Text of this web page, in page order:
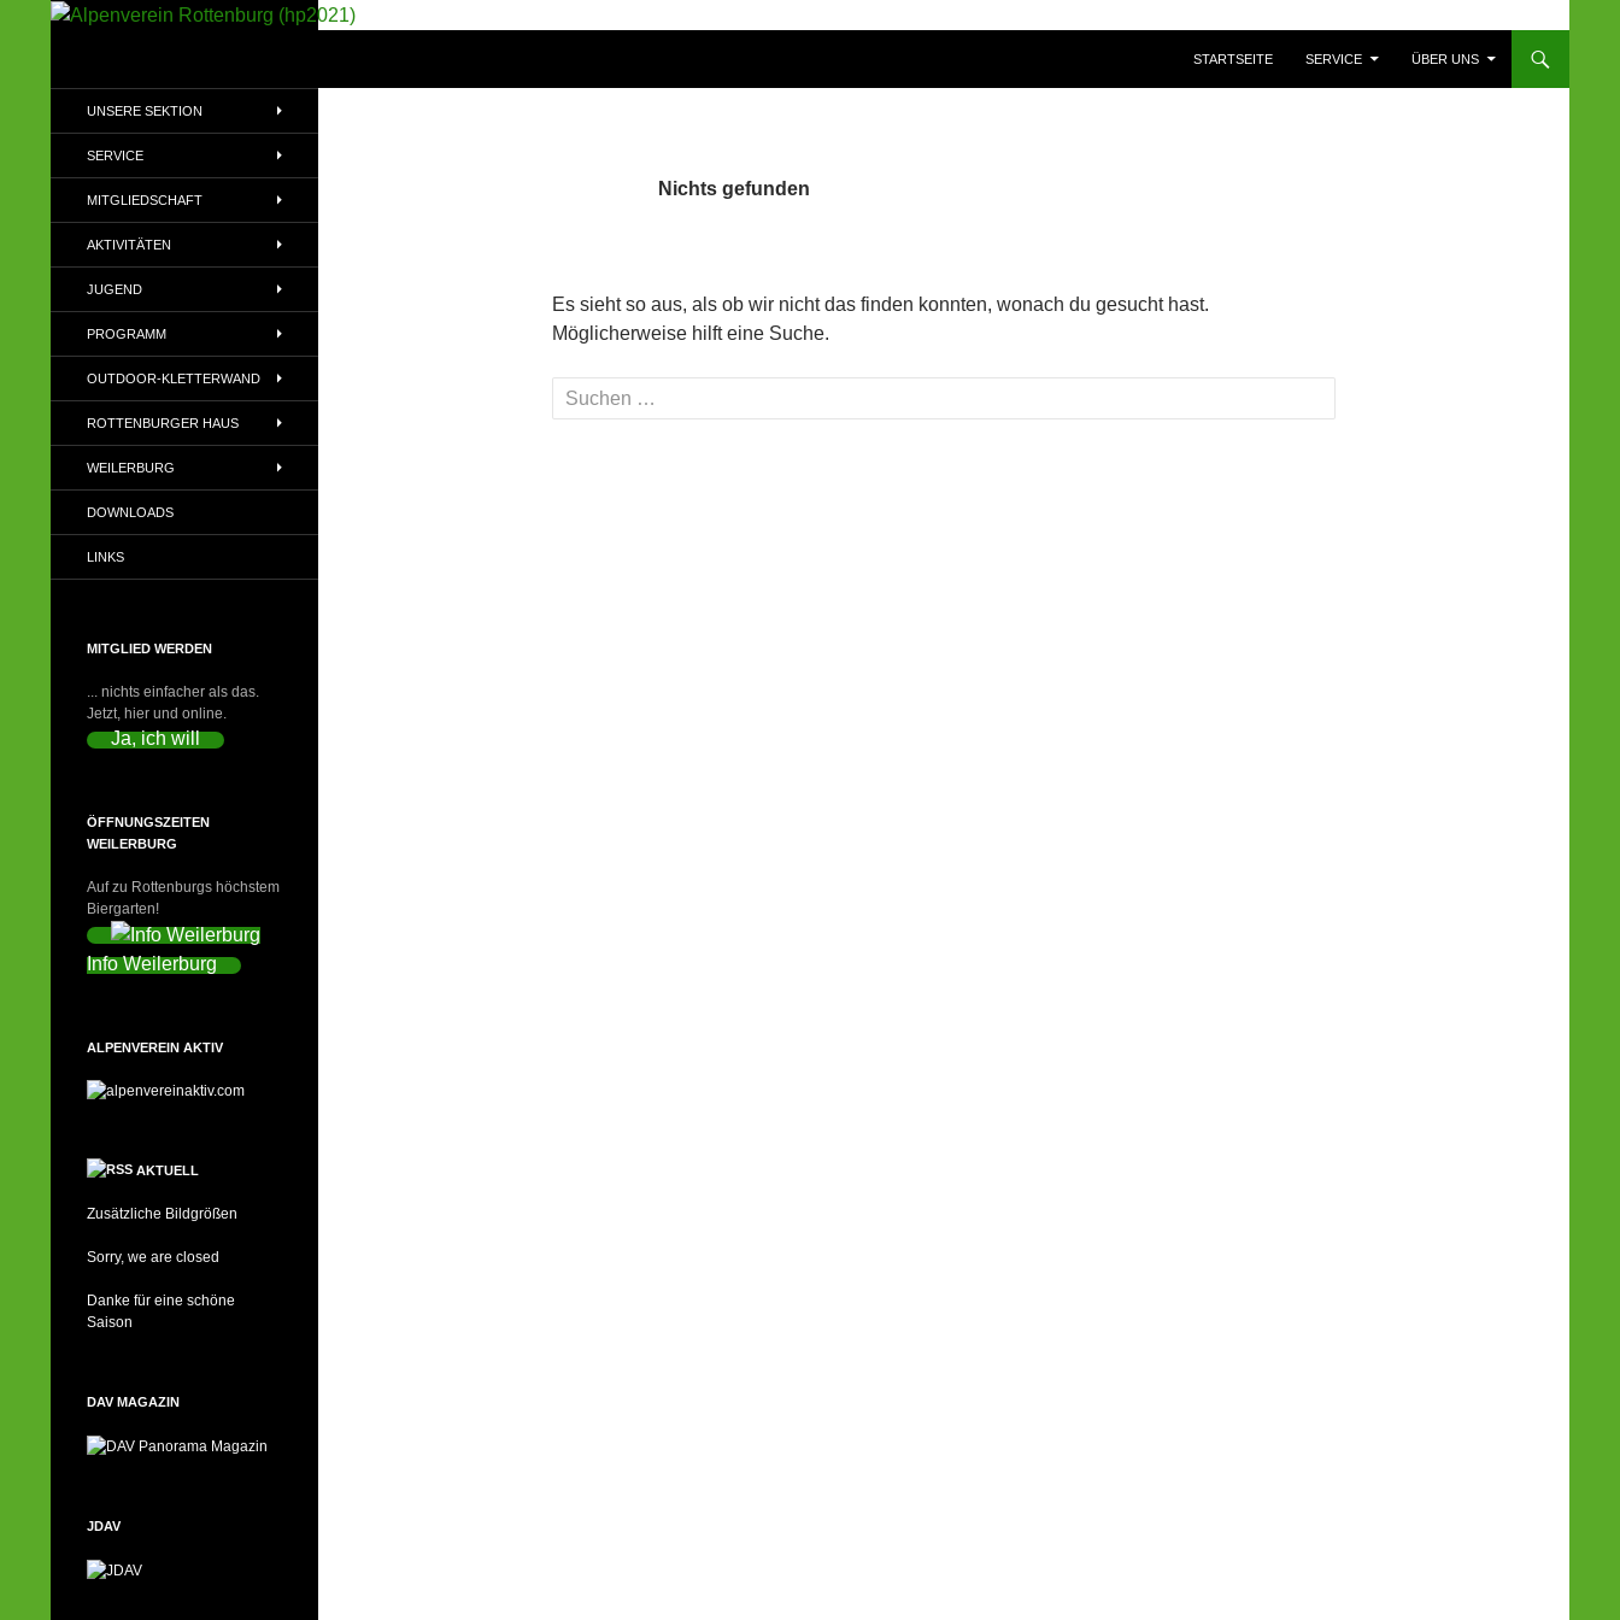
STARTSEITE
SERVICE ÜBER UNS
Nichts gefunden
Es sieht so aus, als ob wir nicht das finden konnten, wonach du gesucht hast.
Möglicherweise hilft eine Suche.
Suchen
nach:
(DAV)
UNSERE SEKTION
SERVICE
MITGLIEDSCHAFT
AKTIVITÄTEN
JUGEND
PROGRAMM
OUTDOOR-KLETTERWAND
ROTTENBURGER HAUS
WEILERBURG
DOWNLOADS
LINKS
MITGLIED WERDEN
... nichts einfacher als das.
Jetzt, hier und online.
Ja, ich will
ÖFFNUNGSZEITEN
WEILERBURG
Auf zu Rottenburgs höchstem
Biergarten!
Info Weilerburg
ALPENVEREIN AKTIV
AKTUELL
Zusätzliche Bildgrößen
Sorry, we are closed
Danke für eine schöne
Saison
DAV MAGAZIN
JDAV